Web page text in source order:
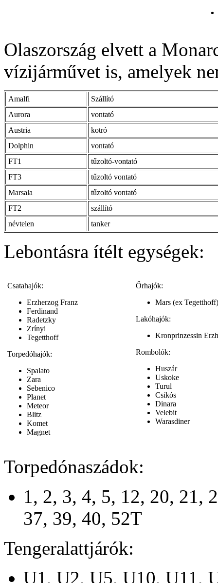
Olaszország elvett a
vízijárművet is, amelyek
Amalfi
Szállító
Aurora
vontató
Austria
kotró
Dolphin
vontató
FT1
tűzoltó-vontató
FT3
tűzoltó vontató
Marsala
tűzoltó vontató
FT2
szállító
névtelen
tanker
Lebontásra ítélt egységek:
Csatahajók:
Erzherzog Franz
Ferdinand
Radetzky
Zrínyi
Tegetthoff
Torpedóhajók:
Spalato
Zara
Sebenico
Planet
Meteor
Blitz
Komet
Magnet
Őrhajók:
Mars (ex Tegetthoff)
Lakóhajók:
Kronprinzessin
Rombolók:
Huszár
Uskoke
Turul
Csikós
Dinara
Velebit
Warasdiner
Torpedónaszádok:
1, 2, 3, 4, 5, 12, 20, 21,
37, 39, 40, 52T
Tengeralattjárók:
U1, U2, U5, U10, U11,